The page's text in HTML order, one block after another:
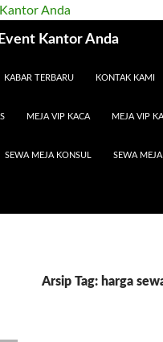
Kantor Anda
KABAR TERBARU KONTAK KAMI
MEJA VIP KACA MEJA VIP
SEWA MEJA KONSUL SEWA
Arsip Tag: harga